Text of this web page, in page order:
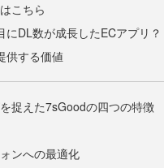
こちら
にDL数が成長したECアプリ？
供する価値
捉えた7sGoodの四つの特徴
ンへの最適化